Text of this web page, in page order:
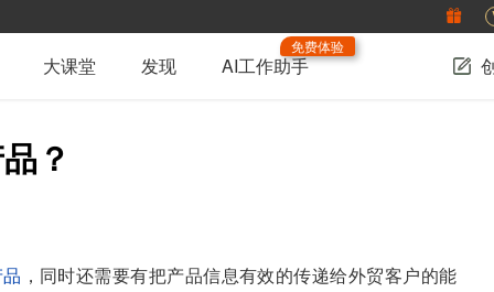
大课堂 发现 AI工作助手
免费体验
？
，同时还需要有把产品信息有效的传递给外贸客户的能